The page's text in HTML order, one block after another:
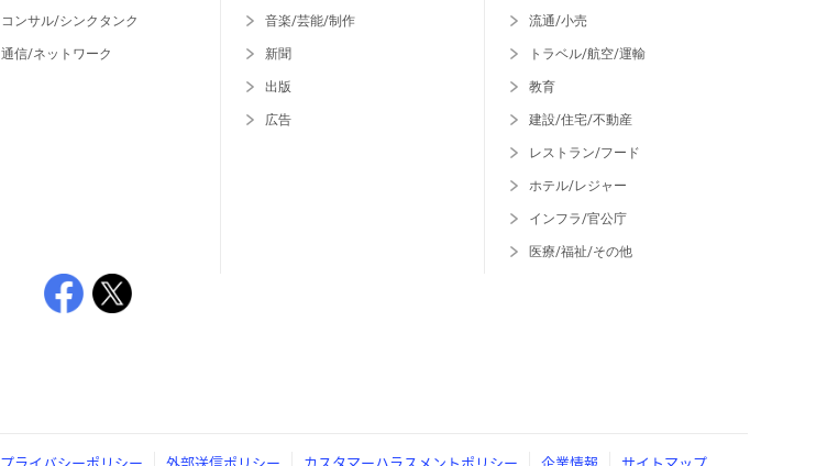
コンサル/シンクタンク
通信/ネットワーク
音楽/芸能/制作
新聞
出版
広告
流通/小売
トラベル/航空/運輸
教育
建設/住宅/不動産
レストラン/フード
ホテル/レジャー
インフラ/官公庁
医療/福祉/その他